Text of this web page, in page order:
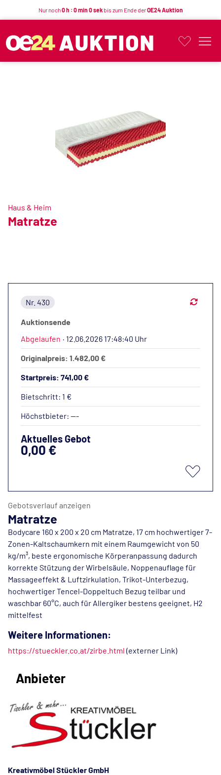
Nur noch0 h : 0 min 0 sekbis zum Ende derOE24 Auktion
Haus & Heim
Matratze
Nr. 430
Auktionsende
Abgelaufen · 12.06.2026 17:48:40 Uhr
Originalpreis: 1.482,00 €
Startpreis: 741,00 €
Bietschritt: 1 €
Höchstbieter: ---
Aktuelles Gebot
0,00 €
Gebotsverlauf anzeigen
Matratze
Bodycare 160 x 200 x 20 cm Matratze, 17 cm hochwertiger 7-
Zonen-Kaltschaumkern mit einem Raumgewicht von 50
kg/m³, beste ergonomische Körperanpassung dadurch
korrekte Stützung der Wirbelsäule, Noppenauflage für
Massageeffekt & Luftzirkulation, Trikot-Unterbezug,
hochwertiger Tencel-Doppeltuch Bezug teilbar und
waschbar 60°C, auch für Allergiker bestens geeignet, H2
mittelfest
Weitere Informationen:
https://stueckler.co.at/zirbe.html (externer Link)
Anbieter
Kreativmöbel Stückler GmbH